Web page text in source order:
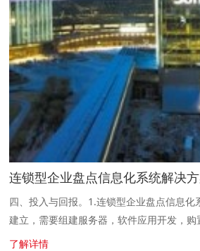
连锁型企业盘点信息化系统解决
四、投入与回报。1.连锁型企业盘点信息化
建立，需要组建服务器，软件应用开发，
企业盘点信息化系统回报点。 （1）管理责
了解详情